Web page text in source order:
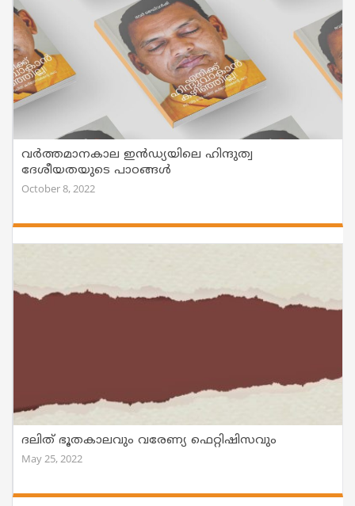
വര്‍ത്തമാനകാല ഇൻഡ്യയിലെ ഹിന്ദുത്വ
ദേശീയതയുടെ പാഠങ്ങൾ
October 8, 2022
ദലിത് ഭൂതകാലവും വരേണ്യ ഫെറ്റിഷിസവും
May 25, 2022